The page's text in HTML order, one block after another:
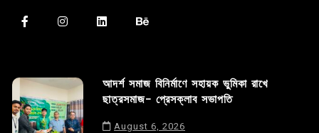
আদর্শ সমাজ বিনির্মাণে সহায়ক ভুমিকা রাখে
ছাত্রসমাজ- প্রেসক্লাব সভাপতি
August 6, 2026